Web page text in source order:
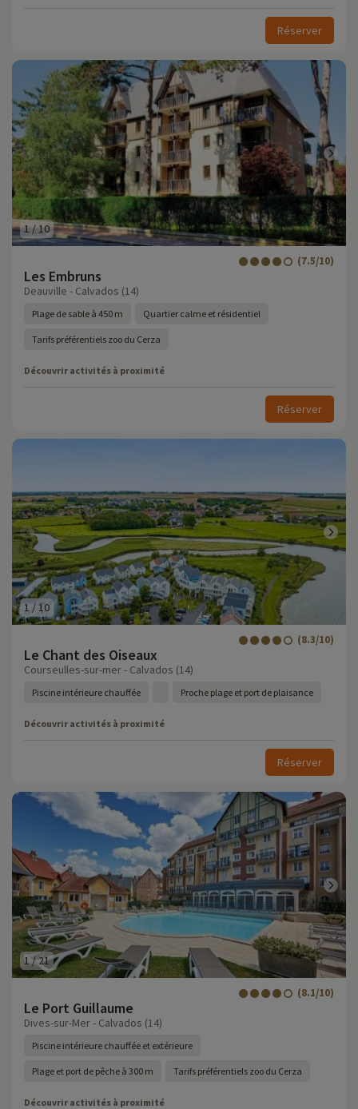
Réserver
1/10
Les Embruns
(7.5/10)
Deauville - Calvados (14)
Plage de sable à 450 m Quartier calme et résidentiel
Tarifs préférentiels zoo du Cerza
Découvrir activités à proximité
Réserver
1 / 10
Le Chant des Oiseaux
(8.3/10)
Courseulles-sur-mer - Calvados (14)
Piscine intérieure chauffée Proche plage et port de plaisance
Découvrir activités à proximité
Réserver
1/21
Le Port Guillaume
(8.1/10)
Dives-sur-Mer - Calvados (14)
Piscine intérieure chauffée et extérieure
Plage et port de pêche à 300 m Tarifs préférentiels zoo du Cerza
Découvrir activités à proximité